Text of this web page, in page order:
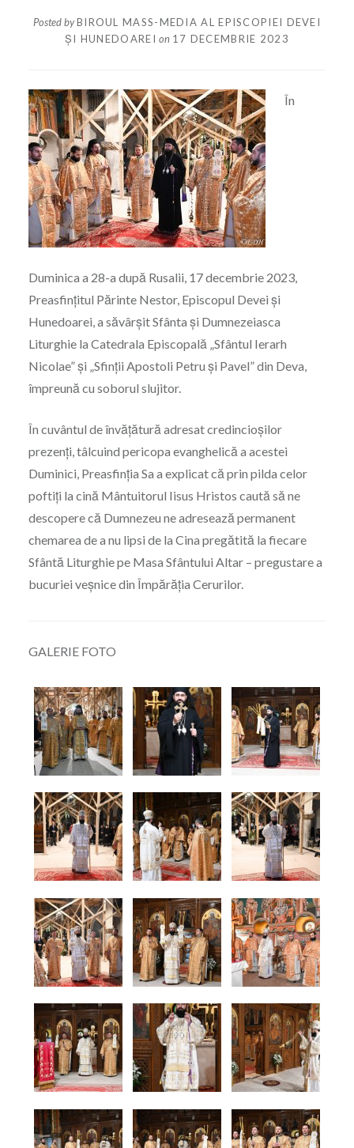
Posted byBIROUL MASS-MEDIA AL EPISCOPIEI DEVEI
ȘI HUNEDOAREI on 17 DECEMBRIE 2023
În
Duminica a 28-a după Rusalii, 17 decembrie 2023,
Preasfințitul Părinte Nestor, Episcopul Devei și
Hunedoarei, a săvârșit Sfânta și Dumnezeiasca
Liturghie la Catedrala Episcopală „Sfântul Ierarh
Nicolae” și „Sfinții Apostoli Petru și Pavel” din Deva,
împreună cu soborul slujitor.
În cuvântul de învățătură adresat credincioșilor
prezenți, tâlcuind pericopa evanghelică a acestei
Duminici, Preasfinția Sa a explicat că prin pilda celor
poftiți la cină Mântuitorul Iisus Hristos caută să ne
descopere că Dumnezeu ne adresează permanent
chemarea de a nu lipsi de la Cina pregătită la fiecare
Sfântă Liturghie pe Masa Sfântului Altar – pregustare a
bucuriei veșnice din Împărăția Cerurilor.
GALERIE FOTO